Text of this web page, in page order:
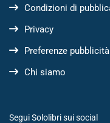
Condizioni di
Privacy
Preferenze pubblicità
Chi siamo
Segui Sololibri sui social